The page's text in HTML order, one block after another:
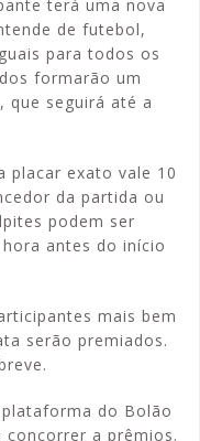
terá uma nova
de futebol,
para todos os
formarão um
que seguirá até a
placar exato vale 10
da partida ou
podem ser
antes do início
mais bem
serão premiados.
do Bolão
concorrer a prêmios.